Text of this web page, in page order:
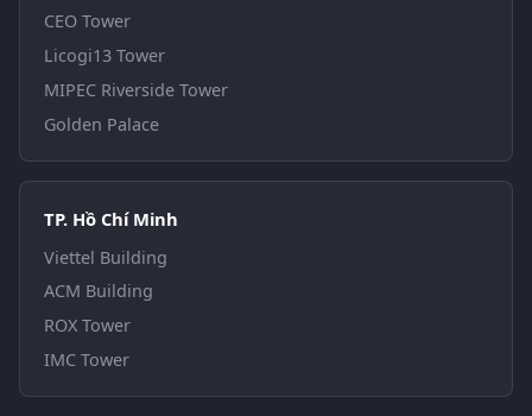
CEO Tower
Licogi13 Tower
MIPEC Riverside Tower
Golden Palace
TP. Hồ Chí Minh
Viettel Building
ACM Building
ROX Tower
IMC Tower